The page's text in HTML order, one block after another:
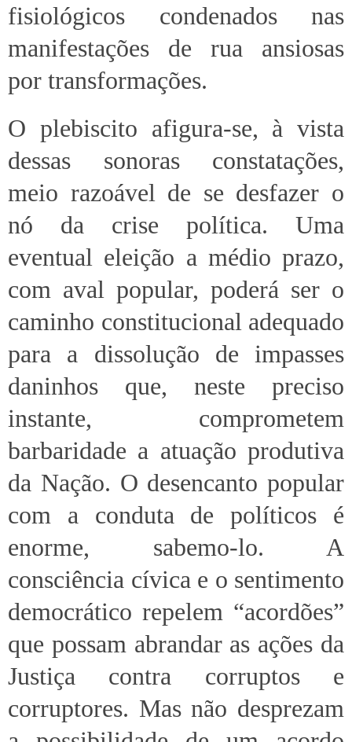
fisiológicos condenados nas
manifestações de rua ansiosas
por transformações.
O plebiscito afigura-se, à vista
dessas sonoras constatações,
meio razoável de se desfazer o
nó da crise política. Uma
eventual eleição a médio prazo,
com aval popular, poderá ser o
caminho constitucional adequado
para a dissolução de impasses
daninhos que, neste preciso
instante, comprometem
barbaridade a atuação produtiva
da Nação. O desencanto popular
com a conduta de políticos é
enorme, sabemo-lo. A
consciência cívica e o sentimento
democrático repelem “acordões”
que possam abrandar as ações da
Justiça contra corruptos e
corruptores. Mas não desprezam